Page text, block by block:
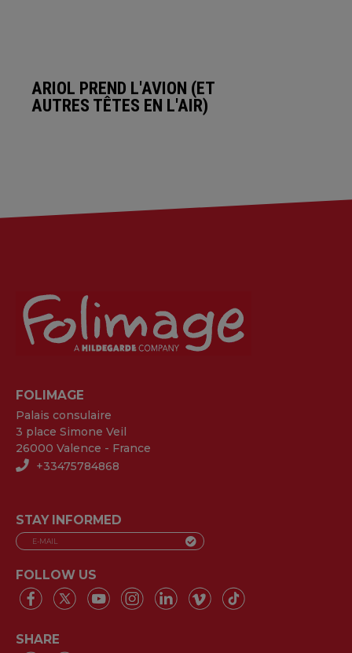
ARIOL PREND L'AVION (ET
AUTRES TÊTES EN L'AIR)
FOLIMAGE
Palais consulaire
3 place Simone Veil
26000 Valence - France
+33475784868
STAY INFORMED
FOLLOW US
SHARE